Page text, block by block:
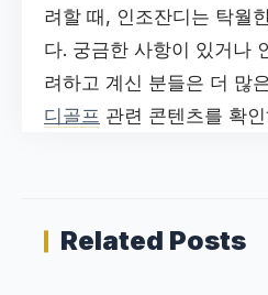
려할 때, 인조잔디는 탁월
다. 궁금한 사항이 있거나
려하고 계신 분들은 더 많
디골프 관련 콘텐츠를 확
Related Posts